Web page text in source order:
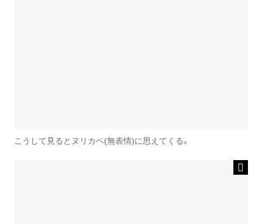
こうして見るとヌリカベ(無表情)に思えてくる。